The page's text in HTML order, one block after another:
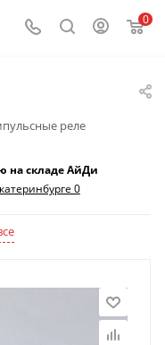
0
реле
на складе АйДи
0